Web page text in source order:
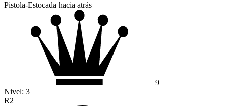
Pistola-Estocada hacia atrás
9
Nivel: 3
R2